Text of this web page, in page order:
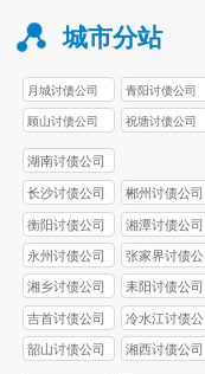
城市分站
月城讨债公司 青阳讨债公司
顾山讨债公司 祝塘讨债公司
湖南讨债公司
长沙讨债公司 郴州讨债公司
衡阳讨债公司 湘潭讨债公司
永州讨债公司
张家界讨债公
司
湘乡讨债公司 耒阳讨债公司
吉首讨债公司
冷水江讨债公
司
韶山讨债公司 湘西讨债公司